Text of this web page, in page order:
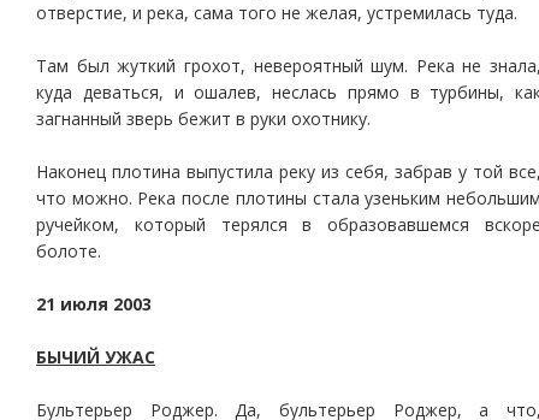
отверстие, и река, сама того не желая, устремилась туда.
Там был жуткий грохот, невероятный шум. Река не
куда деваться, и ошалев, неслась прямо в турбины,
загнанный зверь бежит в руки охотнику.
Наконец плотина выпустила реку из себя, забрав у той
что можно. Река после плотины стала узеньким
ручейком, который терялся в образовавшемся
болоте.
21 июля 2003
БЫЧИЙ УЖАС
Бультерьер Роджер. Да, бультерьер Роджер, а